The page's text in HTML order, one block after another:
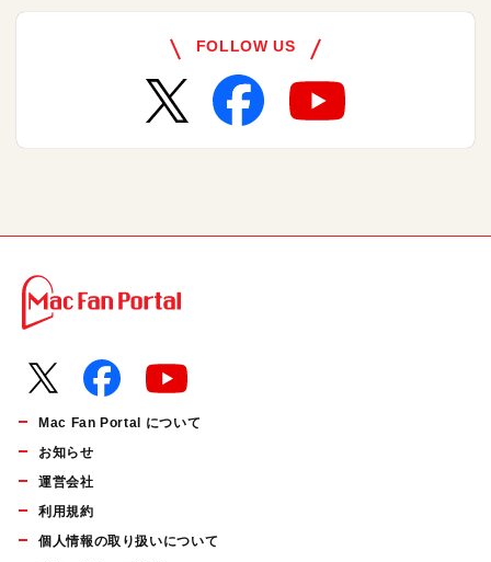
FOLLOW US
Mac Fan Portal について
お知らせ
運営会社
利用規約
個人情報の取り扱いについて